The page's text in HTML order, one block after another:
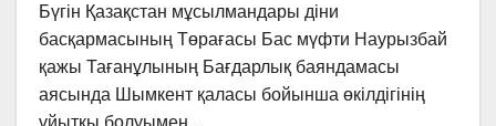
Бүгін Қазақстан мұсылмандары діни
басқармасының Төрағасы Бас мүфти Наурызбай
қажы Тағанұлының Бағдарлық баяндамасы
аясында Шымкент қаласы бойынша өкілдігінің
ұйытқы болуымен…